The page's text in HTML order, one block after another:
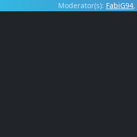
Moderator(s): FabiG94,